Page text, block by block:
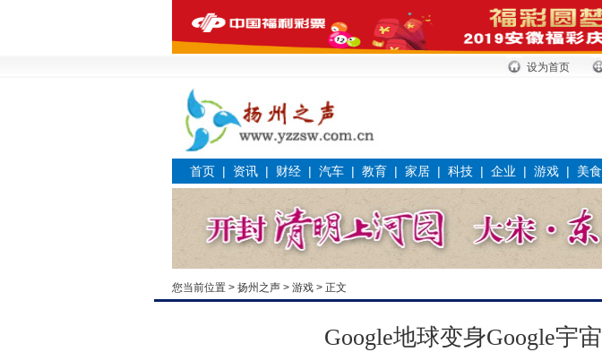
设为首页
首页 | 资讯 | 财经 | 汽车 | 教育 | 家居 | 科技 | 企业 | 游戏 | 美食
您当前位置 > 扬州之声 > 游戏 > 正文
Google地球变身Google宇宙